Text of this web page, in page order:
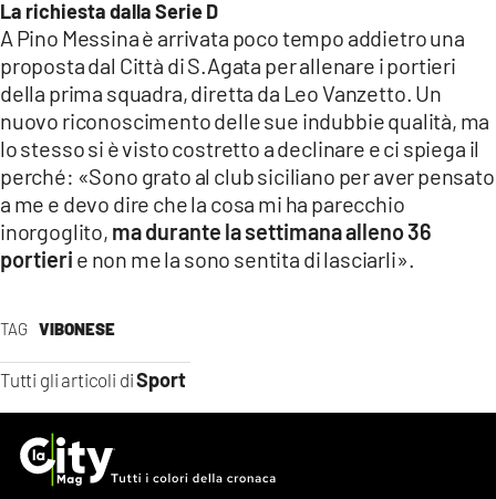
TAG VIBONESE
Tutti gli articoli diSport
La richiesta dalla Serie D
A Pino Messina è arrivata poco tempo addietro una
proposta dal Città di S.Agata per allenare i portieri
della prima squadra, diretta da Leo Vanzetto. Un
nuovo riconoscimento delle sue indubbie qualità, ma
lo stesso si è visto costretto a declinare e ci spiega il
perché: «Sono grato al club siciliano per aver pensato
a me e devo dire che la cosa mi ha parecchio
inorgoglito, ma durante la settimana alleno 36
portieri e non me la sono sentita di lasciarli».